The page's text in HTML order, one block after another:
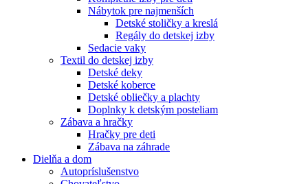
Nábytok pre najmenších
Detské stoličky a kreslá
Regály do detskej izby
Sedacie vaky
Textil do detskej izby
Detské deky
Detské koberce
Detské obliečky a plachty
Doplnky k detským posteliam
Zábava a hračky
Hračky pre deti
Zábava na záhrade
Dielňa a dom
Autopríslušenstvo